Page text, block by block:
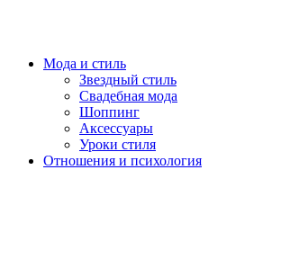
Мода и стиль
Звездный стиль
Свадебная мода
Шоппинг
Аксессуары
Уроки стиля
Отношения и психология